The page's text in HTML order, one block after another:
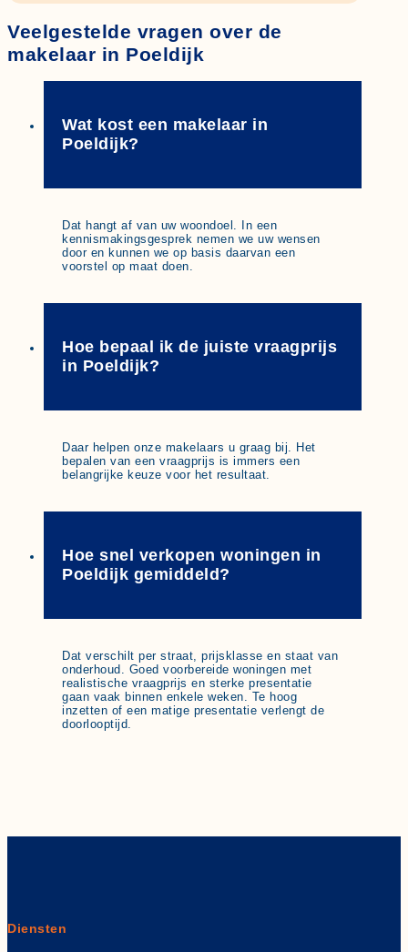
Veelgestelde vragen over de
makelaar in Poeldijk
Wat kost een makelaar in
Poeldijk?
Dat hangt af van uw woondoel. In een
kennismakingsgesprek nemen we uw wensen
door en kunnen we op basis daarvan een
voorstel op maat doen.
Hoe bepaal ik de juiste vraagprijs
in Poeldijk?
Daar helpen onze makelaars u graag bij. Het
bepalen van een vraagprijs is immers een
belangrijke keuze voor het resultaat.
Hoe snel verkopen woningen in
Poeldijk gemiddeld?
Dat verschilt per straat, prijsklasse en staat van
onderhoud. Goed voorbereide woningen met
realistische vraagprijs en sterke presentatie
gaan vaak binnen enkele weken. Te hoog
inzetten of een matige presentatie verlengt de
doorlooptijd.
Diensten